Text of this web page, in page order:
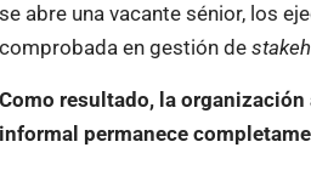
se abre una vacante sénior, los
comprobada en gestión de
Como resultado, la
informal permanece